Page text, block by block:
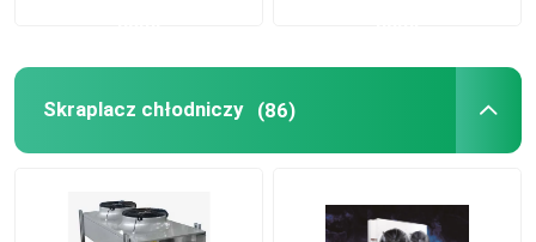
Skraplacz chłodniczy (86)